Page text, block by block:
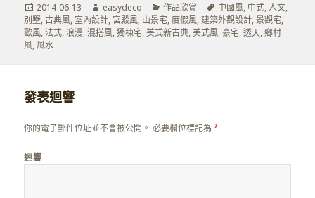
發
佈
於
2014-06-13
作
者
easydeco
分
類
作品欣賞
標
籤
中國風, 中式,人文,
別墅,古典風,室內設計, 宮殿風, 山景宅,度假風,建築外觀設計,景觀宅,
歐風, 法式,浪漫,混搭風,獨棟宅,美式新古典,美式風,豪宅,透天,鄉村
風, 風水
發表迴響
你的電子郵件位址並不會被公開。 必要欄位標記為*
迴響